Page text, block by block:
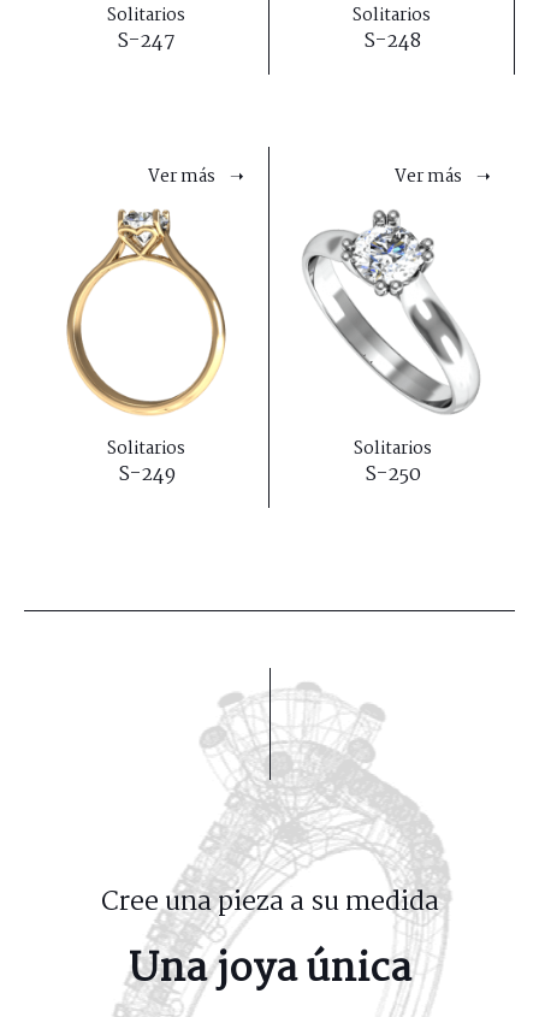
Solitarios
S-247
Solitarios
S-248
Ver más ➝
Solitarios
S-249
Ver más ➝
Solitarios
S-250
Cree una pieza a su medida
Una joya única